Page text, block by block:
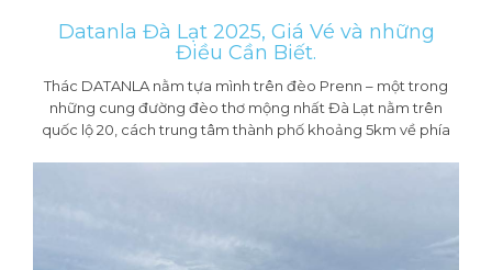
Datanla Đà Lạt 2025, Giá Vé và những
Điều Cần Biết.
Thác DATANLA nằm tựa mình trên đèo Prenn – một trong
những cung đường đèo thơ mộng nhất Đà Lạt nằm trên
quốc lộ 20, cách trung tâm thành phố khoảng 5km về phía